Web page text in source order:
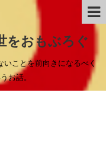
をおもぶろぐ
いことを前向きになるべく
お話。